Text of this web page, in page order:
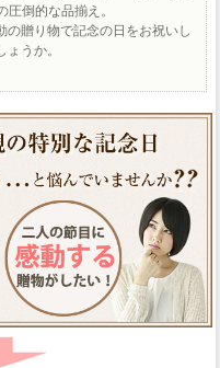
倒的な品揃え。
贈り物で記念の日をお祝いし
うか。